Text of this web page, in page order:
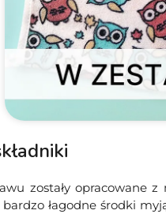
zostały opracowane
łagodne środki